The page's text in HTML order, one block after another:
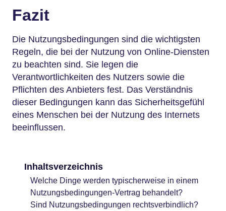
Fazit
Die Nutzungsbedingungen sind die wichtigsten
Regeln, die bei der Nutzung von Online-Diensten
zu beachten sind. Sie legen die
Verantwortlichkeiten des Nutzers sowie die
Pflichten des Anbieters fest. Das Verständnis
dieser Bedingungen kann das Sicherheitsgefühl
eines Menschen bei der Nutzung des Internets
beeinflussen.
Inhaltsverzeichnis
Welche Dinge werden typischerweise in einem
Nutzungsbedingungen-Vertrag behandelt?
Sind Nutzungsbedingungen rechtsverbindlich?